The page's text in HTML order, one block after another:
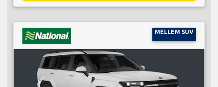
MELLEM SUV